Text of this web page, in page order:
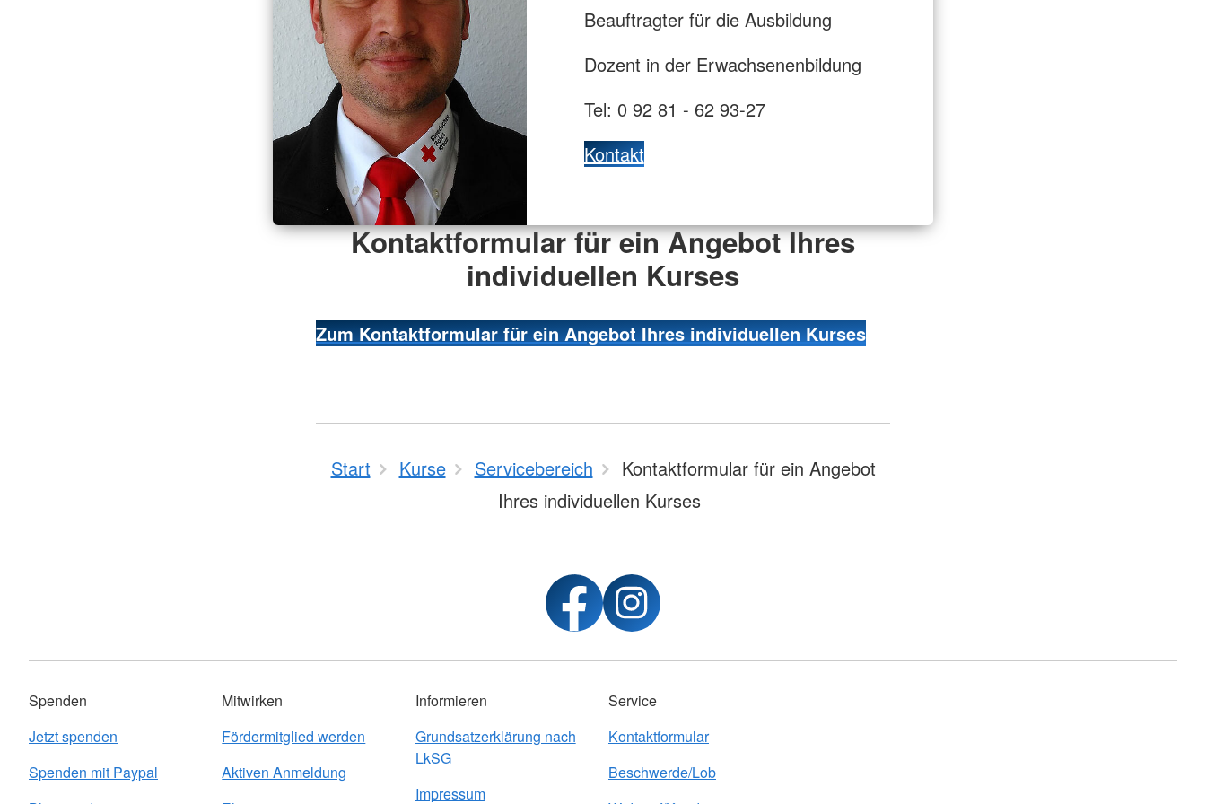
Beauftragter für die Ausbildung
Dozent in der Erwachsenenbildung
Tel: 0 92 81 - 62 93-27
Kontakt
Kontaktformular für ein Angebot Ihres
individuellen Kurses
Zum Kontaktformular für ein Angebot Ihres individuellen Kurses
Start Kurse Servicebereich
Kontaktformular für ein Angebot
Ihres individuellen Kurses
Spenden
Jetzt spenden
Spenden mit Paypal
Mitwirken
Fördermitglied werden
Aktiven Anmeldung
Informieren
Grundsatzerklärung nach
LkSG
Impressum
Service
Kontaktformular
Beschwerde/Lob